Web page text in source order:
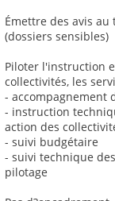
Émettre des avis
(dossiers sensibles)
Piloter l'instruction
collectivités, les
- accompagnement
- instruction
action des
- suivi budgétaire
- suivi technique
pilotage